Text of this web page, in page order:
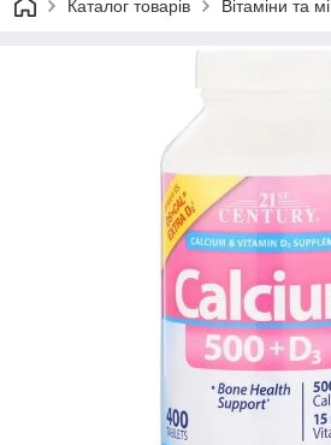
Каталог товарів Вітаміни та